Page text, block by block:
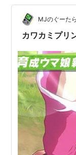
MJのぐーた
カワカミプリ